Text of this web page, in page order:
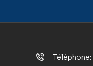
Téléphone: